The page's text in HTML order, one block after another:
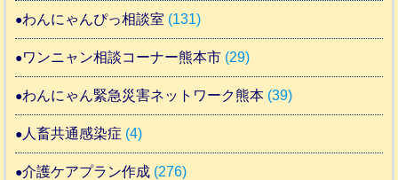
わんにゃんぴっ相談室 (131)
ワンニャン相談コーナー熊本市 (29)
わんにゃん緊急災害ネットワーク熊本 (39)
人畜共通感染症 (4)
介護ケアプラン作成 (276)